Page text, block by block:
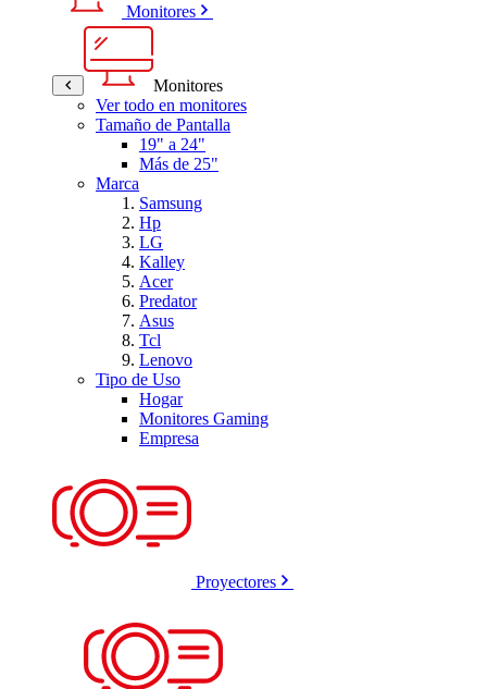
Monitores
Monitores
Ver todo en monitores
Tamaño de Pantalla
19" a 24"
Más de 25"
Marca
Samsung
Hp
LG
Kalley
Acer
Predator
Asus
Tcl
Lenovo
Tipo de Uso
Hogar
Monitores Gaming
Empresa
Proyectores